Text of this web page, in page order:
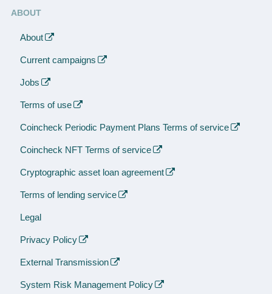
ABOUT
About
Current campaigns
Jobs
Terms of use
Coincheck Periodic Payment Plans Terms of service
Coincheck NFT Terms of service
Cryptographic asset loan agreement
Terms of lending service
Legal
Privacy Policy
External Transmission
System Risk Management Policy